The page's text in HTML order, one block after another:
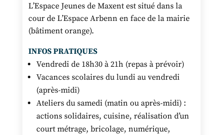
L’Espace Jeunes de Maxent est situé dans la
cour de L’Espace Arbenn en face de la mairie
(bâtiment orange).
INFOS PRATIQUES
Vendredi de 18h30 à 21h (repas à prévoir)
Vacances scolaires du lundi au vendredi
(après-midi)
Ateliers du samedi (matin ou après-midi) :
actions solidaires, cuisine, réalisation d’un
court métrage, bricolage, numérique,